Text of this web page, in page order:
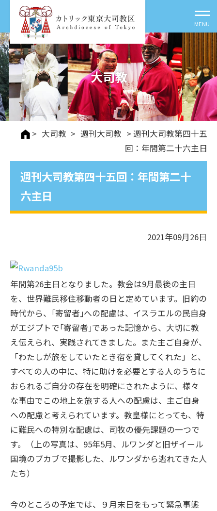
大司教
> 大司教 > 週刊⼤司教 > 週刊大司教第四十五
回：年間第二十六主日
週刊大司教第四十五回：年間第二十
六主日
2021年09月26日
年間第26主日となりました。教会は9月最後の主日
を、世界難民移住移動者の日と定めています。旧約の
時代から、｢寄留者｣への配慮は、イスラエルの民自身
がエジプトで｢寄留者｣であった記憶から、大切に教
え伝えられ、実践されてきました。また主ご自身が、
「わたしが旅をしていたとき宿を貸してくれた」と、
すべての人の中に、特に助けを必要とする人のうちに
おられるご自分の存在を明確にされたように、様々
な事由でこの地上を旅する人への配慮は、主ご自身
への配慮と考えられています。教皇様にとっても、特
に難民への特別な配慮は、司牧の優先課題の一つで
す。（上の写真は、95年5月、ルワンダと旧ザイール
国境のブカブで撮影した、ルワンダから逃れてきた人
たち）
今のところの予定では、９月末日をもって緊急事態